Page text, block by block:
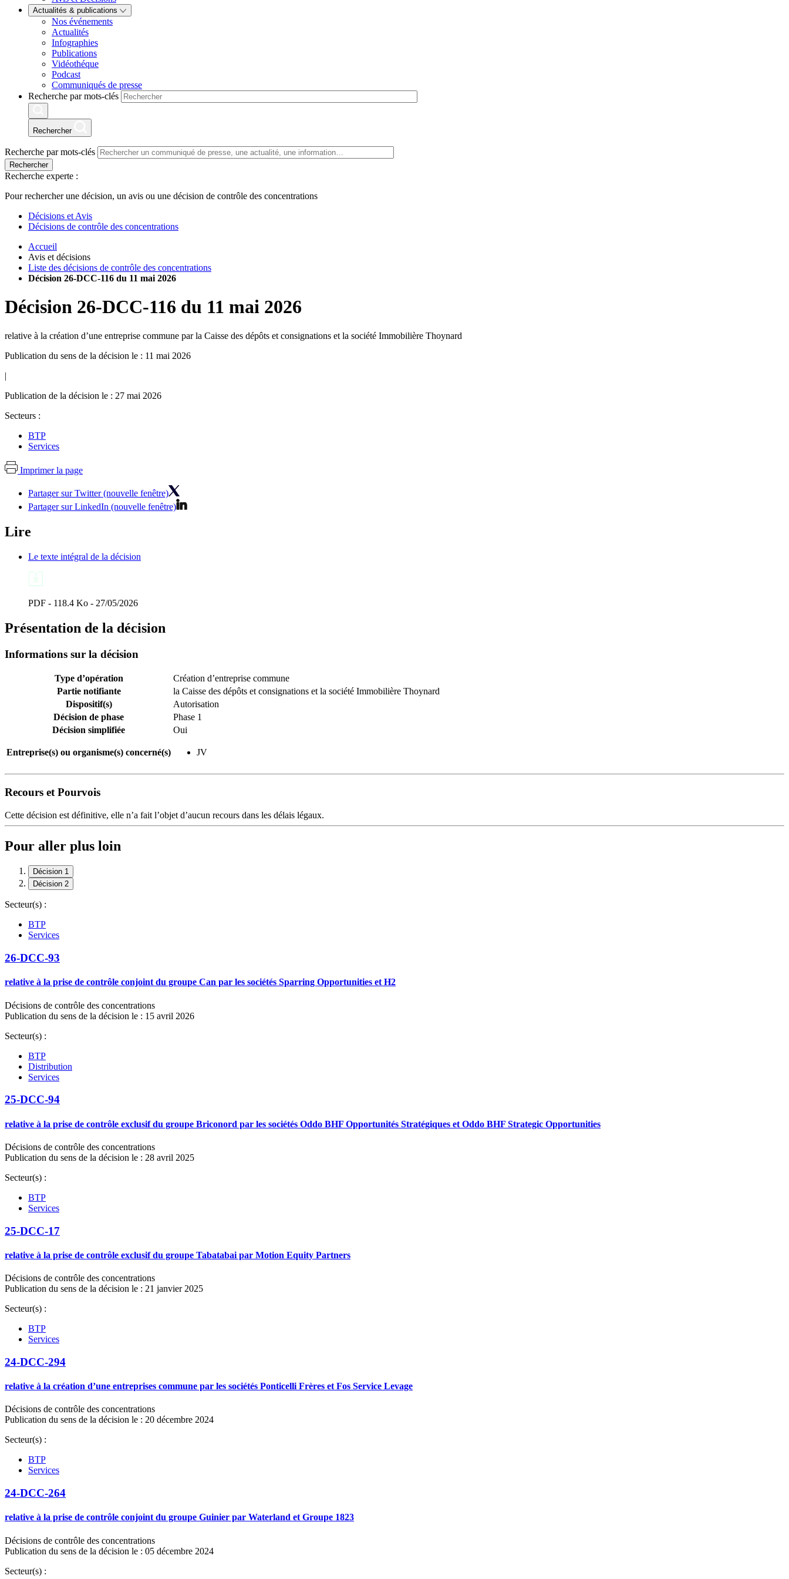
Actualités & publications
Nos événements
Actualités
Infographies
Publications
Vidéothéque
Podcast
Communiqués de presse
Recherche par mots-clés
Rechercher
Recherche par mots-clés
Rechercher
Recherche experte :
Pour rechercher une décision, un avis ou une décision de contrôle des concentrations
Décisions et Avis
Décisions de contrôle des concentrations
Accueil
Avis et décisions
Liste des décisions de contrôle des concentrations
Décision 26-DCC-116 du 11 mai 2026
Décision 26-DCC-116 du 11 mai 2026
relative à la création d’une entreprise commune par la Caisse des dépôts et consignations et la société Immobilière Thoynard
Publication du sens de la décision le : 11 mai 2026
|
Publication de la décision le : 27 mai 2026
Secteurs :
BTP
Services
Imprimer la page
Partager sur Twitter (nouvelle fenêtre)
Partager sur LinkedIn (nouvelle fenêtre)
Lire
Le texte intégral de la décision
PDF - 118.4 Ko - 27/05/2026
Présentation de la décision
Informations sur la décision
Type d’opération
Création d’entreprise commune
Partie notifiante
la Caisse des dépôts et consignations et la société Immobilière Thoynard
Dispositif(s)
Autorisation
Décision de phase
Phase 1
Décision simplifiée
Oui
Entreprise(s) ou organisme(s) concerné(s) JV
Recours et Pourvois
Cette décision est définitive, elle n’a fait l’objet d’aucun recours dans les délais légaux.
Pour aller plus loin
Décision 1
Décision 2
Secteur(s) :
BTP
Services
26-DCC-93
relative à la prise de contrôle conjoint du groupe Can par les sociétés Sparring Opportunities et H2
Décisions de contrôle des concentrations
Publication du sens de la décision le : 15 avril 2026
Secteur(s) :
BTP
Distribution
Services
25-DCC-94
relative à la prise de contrôle exclusif du groupe Briconord par les sociétés Oddo BHF Opportunités Stratégiques et Oddo BHF Strategic Opportunities
Décisions de contrôle des concentrations
Publication du sens de la décision le : 28 avril 2025
Secteur(s) :
BTP
Services
25-DCC-17
relative à la prise de contrôle exclusif du groupe Tabatabai par Motion Equity Partners
Décisions de contrôle des concentrations
Publication du sens de la décision le : 21 janvier 2025
Secteur(s) :
BTP
Services
24-DCC-294
relative à la création d’une entreprises commune par les sociétés Ponticelli Frères et Fos Service Levage
Décisions de contrôle des concentrations
Publication du sens de la décision le : 20 décembre 2024
Secteur(s) :
BTP
Services
24-DCC-264
relative à la prise de contrôle conjoint du groupe Guinier par Waterland et Groupe 1823
Décisions de contrôle des concentrations
Publication du sens de la décision le : 05 décembre 2024
Secteur(s) :